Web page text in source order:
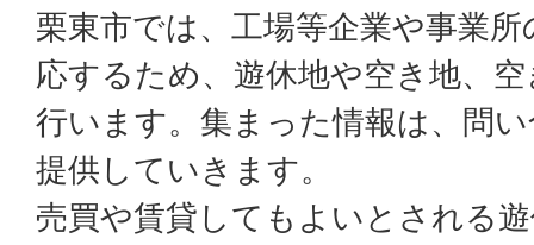
栗東市では、工場等企業や事業
応するため、遊休地や空き地、
行います。集まった情報は、問
提供していきます。
売買や賃貸してもよいとされる